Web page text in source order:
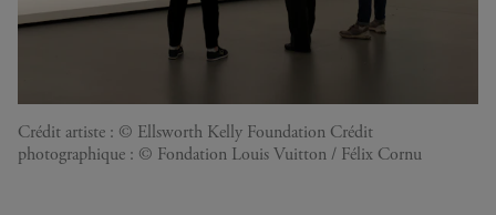
Crédit artiste : © Ellsworth Kelly Foundation Crédit
photographique : © Fondation Louis Vuitton / Félix Cornu